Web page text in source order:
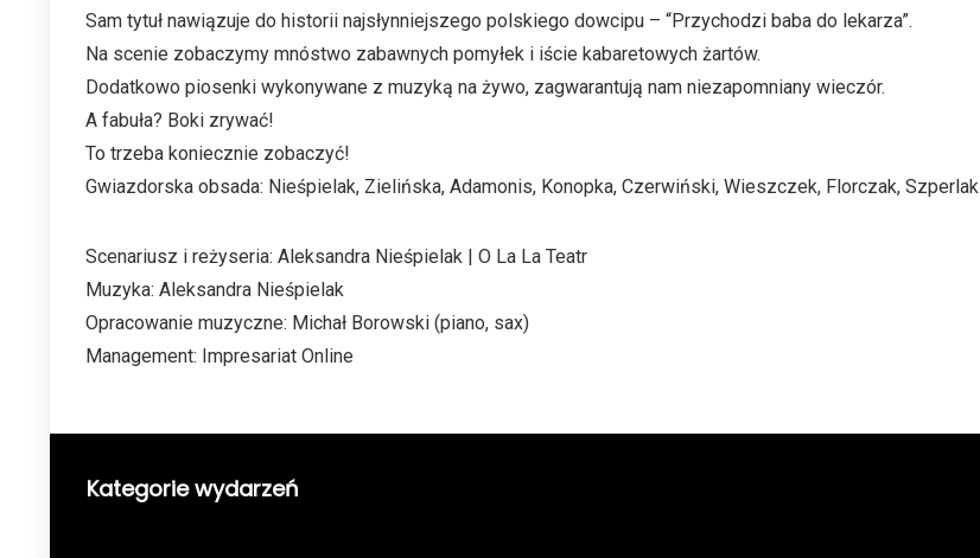
Sam tytuł nawiązuje do historii najsłynniejszego polskiego dowcipu – “Przychodzi baba do lekarza”.
Na scenie zobaczymy mnóstwo zabawnych pomyłek i iście kabaretowych żartów.
Dodatkowo piosenki wykonywane z muzyką na żywo, zagwarantują nam niezapomniany wieczór.
A fabuła? Boki zrywać!
To trzeba koniecznie zobaczyć!
Gwiazdorska obsada: Nieśpielak, Zielińska, Adamonis, Konopka, Czerwiński, Wieszczek, Florczak, Szperlak
Scenariusz i reżyseria: Aleksandra Nieśpielak | O La La Teatr
Muzyka: Aleksandra Nieśpielak
Opracowanie muzyczne: Michał Borowski (piano, sax)
Management: Impresariat Online
Kategorie wydarzeń